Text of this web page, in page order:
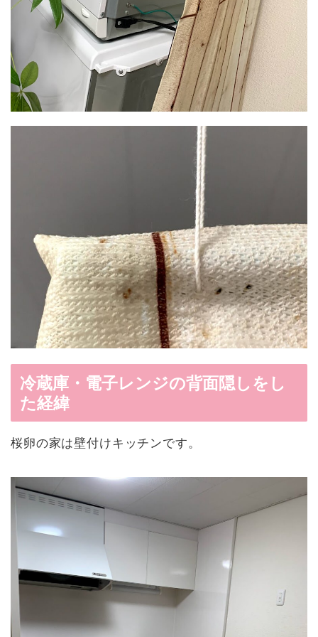
冷蔵庫・電子レンジの背面隠しをし
た経緯
桜卵の家は壁付けキッチンです。